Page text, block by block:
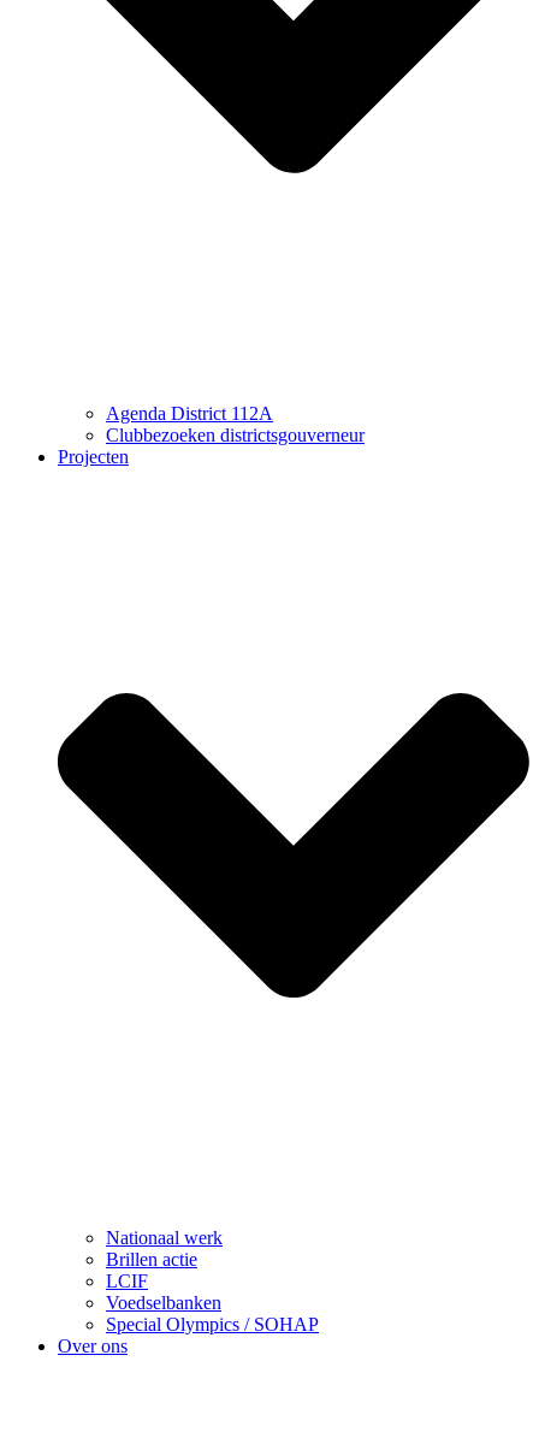
Agenda District 112A
Clubbezoeken districtsgouverneur
Projecten
Nationaal werk
Brillen actie
LCIF
Voedselbanken
Special Olympics / SOHAP
Over ons